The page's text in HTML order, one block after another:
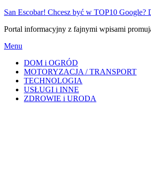
Skip
content
San Escobar! Chcesz być w TOP10 Google?
Portal informacyjny z fajnymi wpisami
Menu
DOM i OGRÓD
MOTORYZACJA / TRANSPORT
TECHNOLOGIA
USŁUGI i INNE
ZDROWIE i URODA